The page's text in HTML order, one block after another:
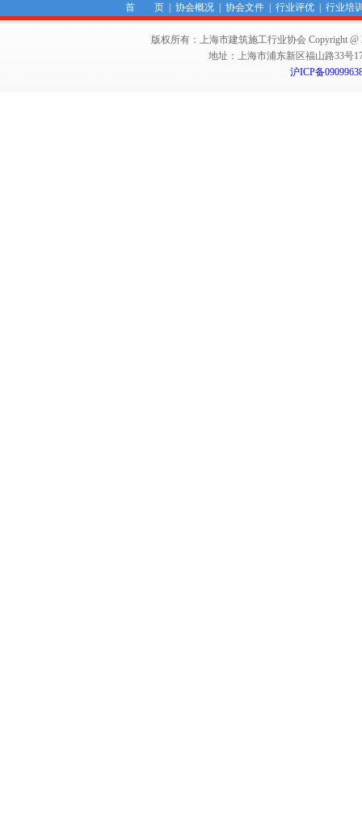
首 页| 协会概况| 协会文件| 行业评优| 行业培
版权所有：上海市建筑施工行业协会 Copyright @
地址：上海市浦东新区福山路33号
沪ICP备